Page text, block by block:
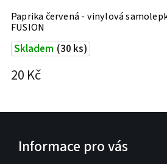
Paprika červená - vinylová
FUSION
Skladem (30 ks)
20 Kč
Informace pro vás